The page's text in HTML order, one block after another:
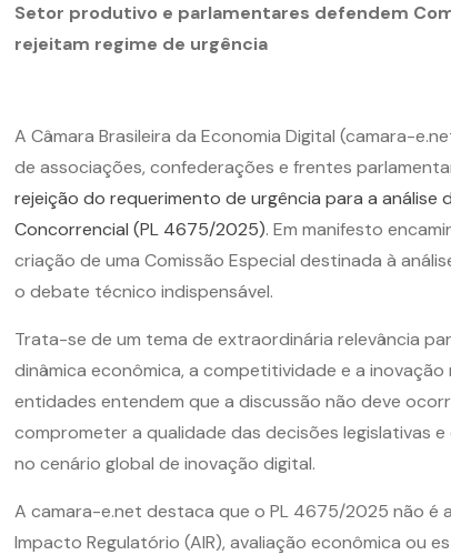
Setor produtivo e parlamentares defendem
rejeitam regime de urgência
A Câmara Brasileira da Economia Digital (camara-
de associações, confederações e frentes
rejeição do requerimento de urgência para a análise
Concorrencial (PL 4675/2025). Em manifesto
criação de uma Comissão Especial destinada à
o debate técnico indispensável.
Trata-se de um tema de extraordinária relevância
dinâmica econômica, a competitividade e a inovação
entidades entendem que a discussão não deve
comprometer a qualidade das decisões legislativas
no cenário global de inovação digital.
A camara-e.net destaca que o PL 4675/2025 não é
Impacto Regulatório (AIR), avaliação econômica ou